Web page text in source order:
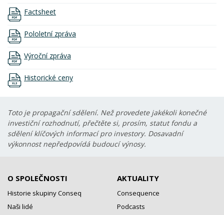
Factsheet
Pololetní zpráva
Výroční zpráva
Historické ceny
Toto je propagační sdělení. Než provedete jakékoli konečné
investiční rozhodnutí, přečtěte si, prosím, statut fondu a
sdělení klíčových informací pro investory. Dosavadní
výkonnost nepředpovídá budoucí výnosy.
O SPOLEČNOSTI
Historie skupiny Conseq
Naši lidé
AKTUALITY
Consequence
Podcasts